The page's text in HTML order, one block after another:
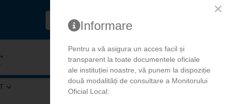
×
Informare
Pentru a vă asigura un acces facil și
transparent la toate documentele oficiale
ale instituției noastre, vă punem la dispoziție
două modalități de consultare a Monitorului
Oficial Local: